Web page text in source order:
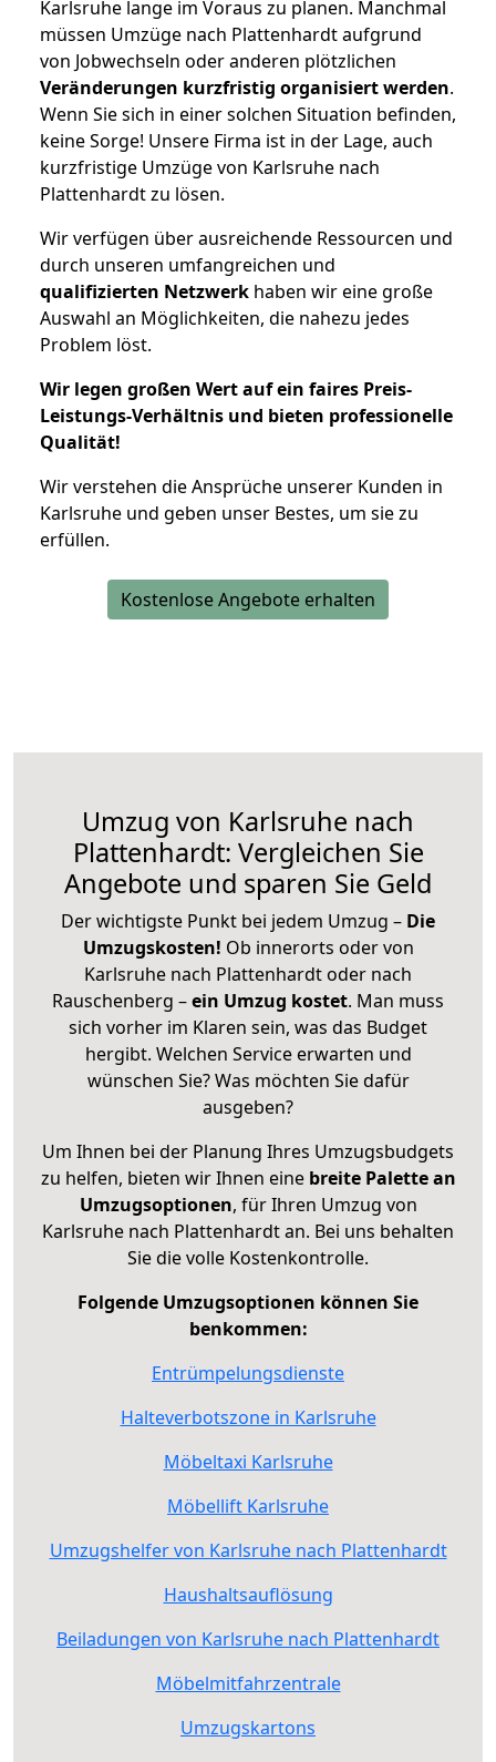
Karlsruhe lange im Voraus zu planen. Manchmal
müssen Umzüge nach Plattenhardt aufgrund
von Jobwechseln oder anderen plötzlichen
Veränderungen kurzfristig organisiert werden.
Wenn Sie sich in einer solchen Situation befinden,
keine Sorge! Unsere Firma ist in der Lage, auch
kurzfristige Umzüge von Karlsruhe nach
Plattenhardt zu lösen.
Wir verfügen über ausreichende Ressourcen und
durch unseren umfangreichen und
qualifizierten Netzwerk haben wir eine große
Auswahl an Möglichkeiten, die nahezu jedes
Problem löst.
Wir legen großen Wert auf ein faires Preis-
Leistungs-Verhältnis und bieten professionelle
Qualität!
Wir verstehen die Ansprüche unserer Kunden in
Karlsruhe und geben unser Bestes, um sie zu
erfüllen.
Kostenlose Angebote erhalten
Umzug von Karlsruhe nach
Plattenhardt: Vergleichen Sie
Angebote und sparen Sie Geld
Der wichtigste Punkt bei jedem Umzug – Die
Umzugskosten! Ob innerorts oder von
Karlsruhe nach Plattenhardt oder nach
Rauschenberg –ein Umzug kostet. Man muss
sich vorher im Klaren sein, was das Budget
hergibt. Welchen Service erwarten und
wünschen Sie? Was möchten Sie dafür
ausgeben?
Um Ihnen bei der Planung Ihres Umzugsbudgets
zu helfen, bieten wir Ihnen eine breite Palette an
Umzugsoptionen, für Ihren Umzug von
Karlsruhe nach Plattenhardt an. Bei uns behalten
Sie die volle Kostenkontrolle.
Folgende Umzugsoptionen können Sie
benkommen:
Entrümpelungsdienste
Halteverbotszone in Karlsruhe
Möbeltaxi Karlsruhe
Möbellift Karlsruhe
Umzugshelfer von Karlsruhe nach Plattenhardt
Haushaltsauflösung
Beiladungen von Karlsruhe nach Plattenhardt
Möbelmitfahrzentrale
Umzugskartons